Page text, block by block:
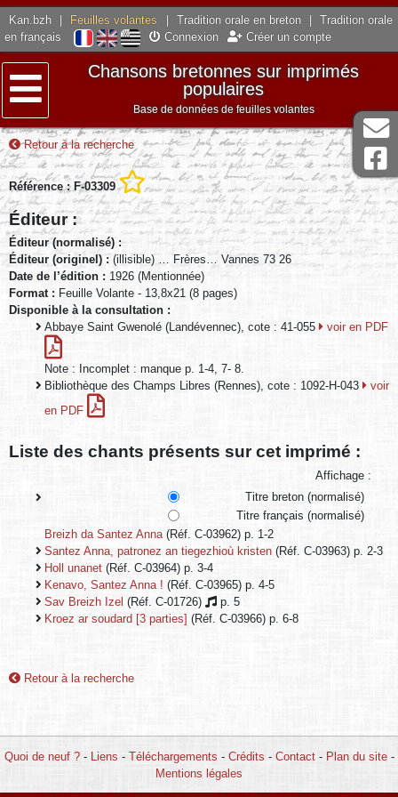
Kan.bzh Feuilles volantes Tradition orale en breton
Tradition orale
en français
Connexion Créer un compte
Menu
Chansons bretonnes sur imprimés
populaires
Base de données de feuilles volantes
Retour à la recherche
Référence : F-03309
Éditeur :
Éditeur (normalisé) :
Éditeur (originel) :(illisible) … Frères… Vannes 73 26
Date de l’édition : 1926 (Mentionnée)
Format : Feuille Volante - 13,8x21 (8 pages)
Disponible à la consultation :
Abbaye Saint Gwenolé (Landévennec), cote : 41-055
voir en PDF
Note : Incomplet : manque p. 1-4, 7- 8.
Bibliothèque des Champs Libres (Rennes), cote : 1092-H-043
voir
en PDF
Liste des chants présents sur cet imprimé :
Affichage :
Titre breton (normalisé)
Titre français (normalisé)
Breizh da Santez Anna (Réf. C-03962) p. 1-2
Santez Anna, patronez an tiegezhioù kristen (Réf. C-03963) p. 2-3
Holl unanet (Réf. C-03964) p. 3-4
Kenavo, Santez Anna ! (Réf. C-03965) p. 4-5
Sav Breizh Izel (Réf. C-01726)
p. 5
Kroez ar soudard [3 parties] (Réf. C-03966) p. 6-8
Retour à la recherche
Quoi de neuf ?- Liens - Téléchargements - Crédits - Contact- Plan du site-
Mentions légales